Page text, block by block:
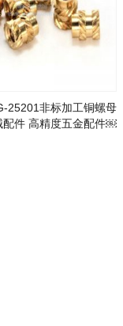
25201非标加工铜螺母
配件 高精度五金配件￼